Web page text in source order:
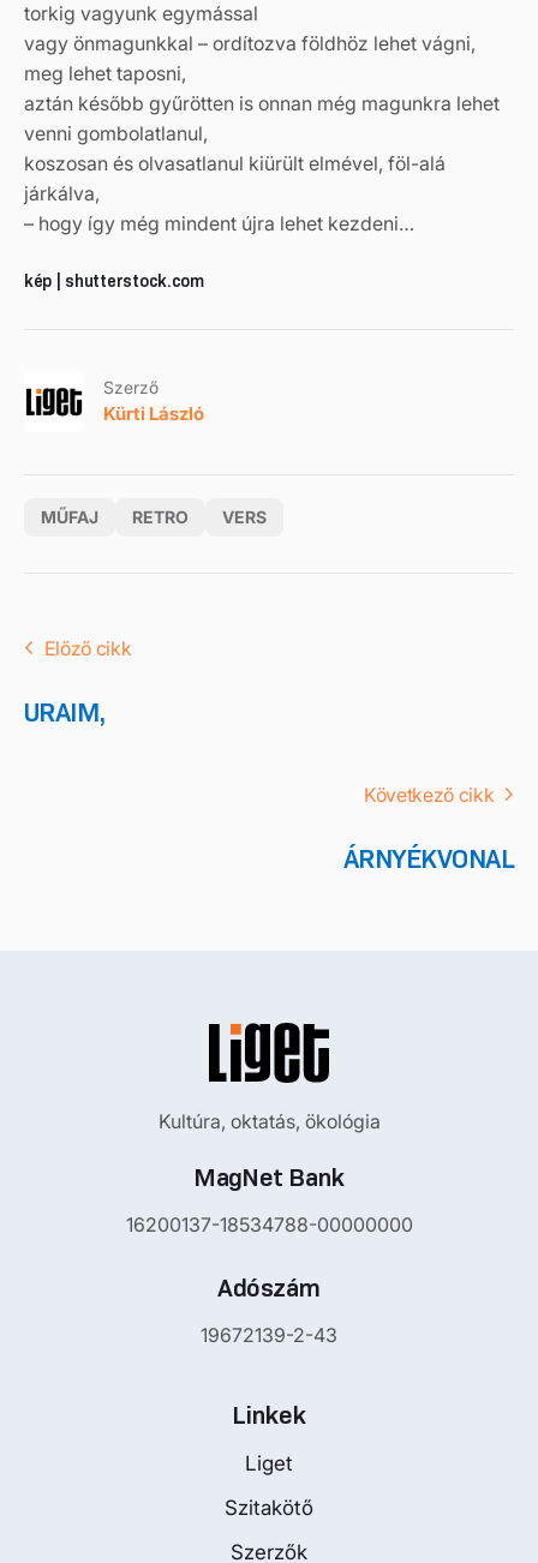
torkig vagyunk egymással
vagy önmagunkkal – ordítozva földhöz lehet vágni,
meg lehet taposni,
aztán később gyűrötten is onnan még magunkra lehet
venni gombolatlanul,
koszosan és olvasatlanul kiürült elmével, föl-alá
járkálva,
– hogy így még mindent újra lehet kezdeni…
kép | shutterstock.com
Szerző
Kürti László
MŰFAJ RETRO VERS
Előző cikk
URAIM,
Következő cikk
ÁRNYÉKVONAL
Kultúra, oktatás, ökológia
MagNet Bank
16200137-18534788-00000000
Adószám
19672139-2-43
Linkek
Liget
Szitakötő
Szerzők